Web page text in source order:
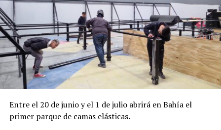
Entre el 20 de junio y el 1 de julio abrirá en Bahía el
primer parque de camas elásticas.